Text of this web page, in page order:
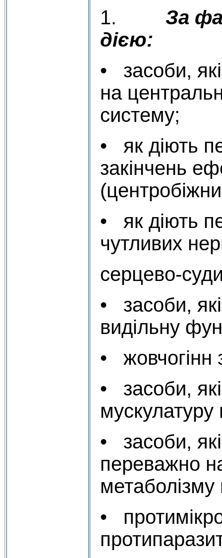
1. За
дією:
• засоби,
на
систему;
• як діють
закінчень
• як діють
чутливих
серцево-
• засоби,
видільну
• жовчогінн
• засоби,
мускулатуру
• засоби,
переважно
метаболізму
•